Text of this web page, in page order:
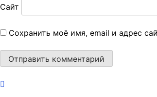
Сайт
Сохранить моё имя, email и адрес